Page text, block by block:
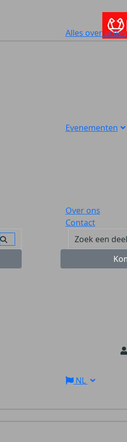
Alles over acties
Evenementen
Over ons
Contact
NL